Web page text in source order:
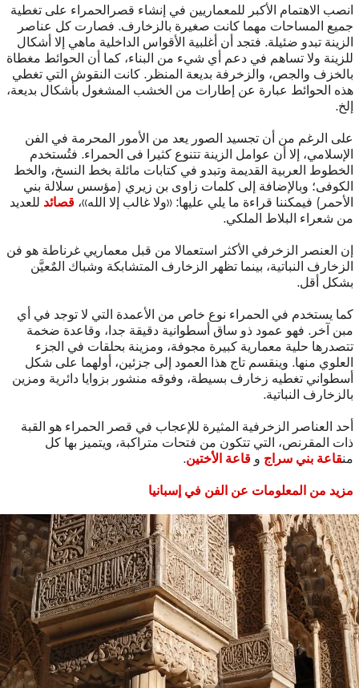
انصب الاهتمام الأكبر للمعماريين في إنشاء قصرالحمراء على تغطية
جميع المساحات مهما كانت صغيرة بالزخارف. فصارت كل عناصر
الزينة تبدو ضئيلة. فتجد أن أغلبية الأقواس الداخلية ماهي إلا أشكال
للزينة ولا تساهم في دعم أي شيء من البناء، كما أن الحوائط مغطاة
بالخزف والجص، والزخرفة بديعة المنظر. كانت النقوش التي تغطي
هذه الحوائط عبارة عن إطارات من الخشب المشغول بأشكال بديعة،
إلخ.
على الرغم من أن تجسيد الصور يعد من الأمور المحرمة في الفن
الإسلامي، إلا أن عوامل الزينة تتنوع كثيرا فى الحمراء. فتُستخدم
الخطوط العربية القديمة وتبدو في كتابات مائلة بخط النسخ، والخط
الكوفى؛ وبالإضافة إلى كلمات زاوى بن زيري (مؤسس سلالة بني
الأحمر) فيمكننا قراءة ما يلي عليها: «ولا غالب إلا الله»، قصائد للعديد
من شعراء البلاط الملكي.
إن العنصر الزخرفي الأكثر استعمالا من قبل معماريي غرناطة هو فن
الزخارف النباتية، بينما تظهر الزخارف المتشابكة وشباك المٌعيَّن
بشكل أقل.
كما يستخدم في الحمراء نوع خاص من الأعمدة التي لا توجد في أي
مبن آخر. فهو عمود ذو ساق أسطوانية دقيقة جدا، وقاعدة ضخمة
تتصدرها حلية معمارية كبيرة مجوفة، ومزينة بحلقات في الجزء
العلوي منها. وينقسم تاج هذا العمود إلى جزئين، أولهما على شكل
أسطواني تغطيه زخارف بسيطة، وفوقه منشور بزوايا دائرية ومزين
بالزخارف النباتية.
أحد العناصر الزخرفية المثيرة للإعجاب في قصر الحمراء هو القبة
ذات المقرنص، التي تتكون من فتحات متراكبة، ويتميز بها كل
منقاعة بني سراج و قاعة الأختين.
مزيد من المعلومات عن الفن في إسبانيا